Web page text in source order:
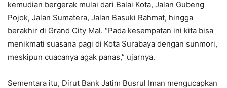
kemudian bergerak mulai dari Balai Kota, Jalan Gubeng
Pojok, Jalan Sumatera, Jalan Basuki Rahmat, hingga
berakhir di Grand City Mal. “Pada kesempatan ini kita bisa
menikmati suasana pagi di Kota Surabaya dengan sunmori,
meskipun cuacanya agak panas,” ujarnya.
Sementara itu, Dirut Bank Jatim Busrul Iman mengucapkan